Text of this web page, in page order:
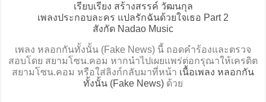
เรียบเรียง สร้างสรรค์ วัฒนกุล
เพลงประกอบละคร แปลรักฉันด้วยใจเธอ Part 2
สังกัด Nadao Music
เพลง หลอกกันทั้งนั้น (Fake News) นี้ ถอดคำร้องและตรวจ
สอบโดย สยามโซน.คอม หากนำไปเผยแพร่ต่อกรุณาให้เครดิต
สยามโซน.คอม หรือใส่ลิงก์กลับมาที่หน้า เนื้อเพลง หลอกกัน
ทั้งนั้น (Fake News) ด้วย